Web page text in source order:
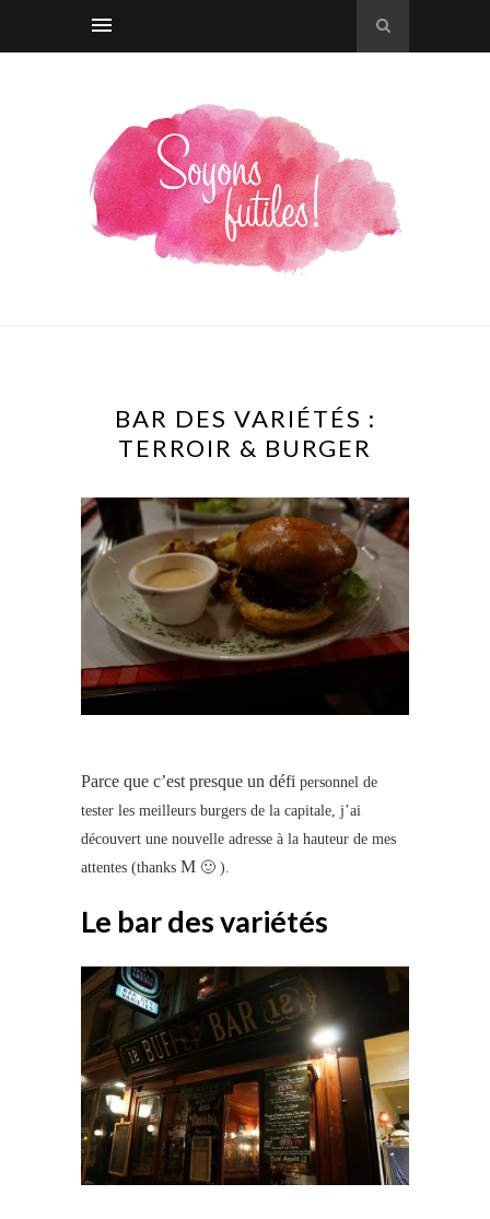
BAR DES VARIÉTÉS :
TERROIR & BURGER
Parce que c’est presque un défi personnel de
tester les meilleurs burgers de la capitale, j’ai
découvert une nouvelle adresse à la hauteur de mes
attentes (thanks M 🙂 ).
Le bar des variétés